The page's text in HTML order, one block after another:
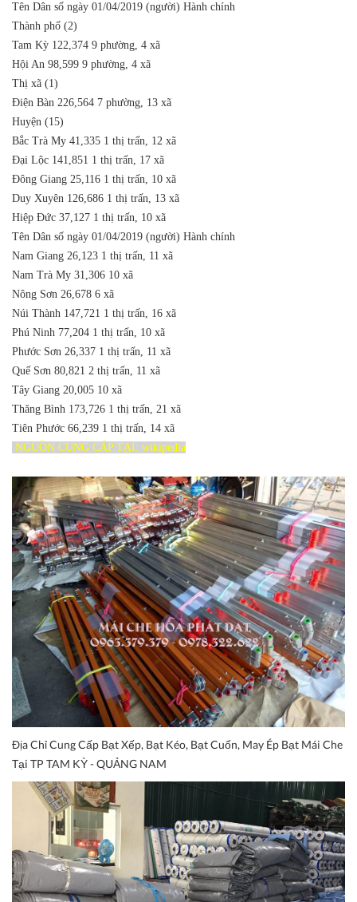
Tên Dân số ngày 01/04/2019 (người) Hành chính
Thành phố (2)
Tam Kỳ 122,374 9 phường, 4 xã
Hội An 98,599 9 phường, 4 xã
Thị xã (1)
Điện Bàn 226,564 7 phường, 13 xã
Huyện (15)
Bắc Trà My 41,335 1 thị trấn, 12 xã
Đại Lộc 141,851 1 thị trấn, 17 xã
Đông Giang 25,116 1 thị trấn, 10 xã
Duy Xuyên 126,686 1 thị trấn, 13 xã
Hiệp Đức 37,127 1 thị trấn, 10 xã
Tên Dân số ngày 01/04/2019 (người) Hành chính
Nam Giang 26,123 1 thị trấn, 11 xã
Nam Trà My 31,306 10 xã
Nông Sơn 26,678 6 xã
Núi Thành 147,721 1 thị trấn, 16 xã
Phú Ninh 77,204 1 thị trấn, 10 xã
Phước Sơn 26,337 1 thị trấn, 11 xã
Quế Sơn 80,821 2 thị trấn, 11 xã
Tây Giang 20,005 10 xã
Thăng Bình 173,726 1 thị trấn, 21 xã
Tiên Phước 66,239 1 thị trấn, 14 xã
NGUỒN CUNG CẤP TẠI: wikipedia
Địa Chỉ Cung Cấp Bạt Xếp, Bạt Kéo, Bạt Cuốn, May Ép Bạt Mái Che
Tại TP TAM KỲ - QUẢNG NAM